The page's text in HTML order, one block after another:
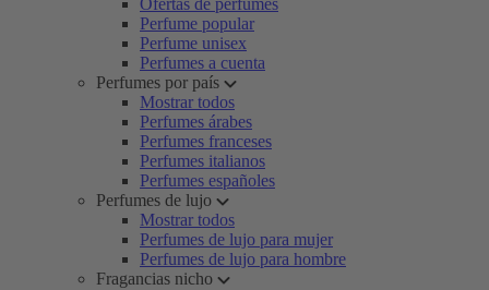
Ofertas de perfumes
Perfume popular
Perfume unisex
Perfumes a cuenta
Perfumes por país
Mostrar todos
Perfumes árabes
Perfumes franceses
Perfumes italianos
Perfumes españoles
Perfumes de lujo
Mostrar todos
Perfumes de lujo para mujer
Perfumes de lujo para hombre
Fragancias nicho